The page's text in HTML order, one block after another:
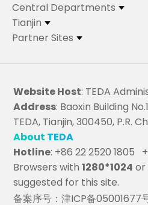
Central Departments
Tianjin
Partner Sites
Website Host: TEDA
Address: Baoxin Building
TEDA, Tianjin, 300450, P.R.
About TEDA
Hotline: +86 22 2520 1805
Browsers with1280*1024 or
suggested for this site.
备案序号：津ICP备05001677